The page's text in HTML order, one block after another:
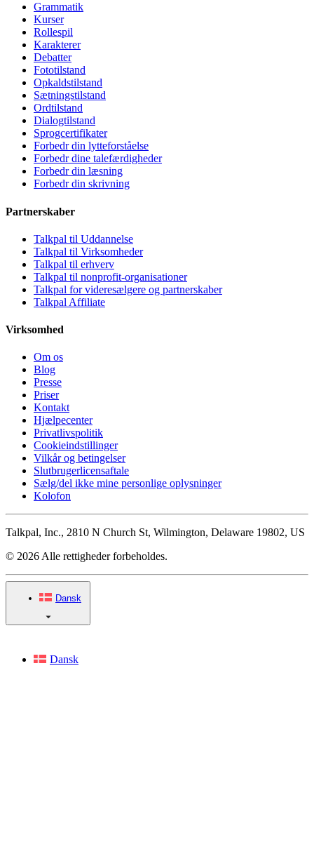
Grammatik
Kurser
Rollespil
Karakterer
Debatter
Fototilstand
Opkaldstilstand
Sætningstilstand
Ordtilstand
Dialogtilstand
Sprogcertifikater
Forbedr din lytteforståelse
Forbedr dine talefærdigheder
Forbedr din læsning
Forbedr din skrivning
Partnerskaber
Talkpal til Uddannelse
Talkpal til Virksomheder
Talkpal til erhverv
Talkpal til nonprofit-organisationer
Talkpal for videresælgere og partnerskaber
Talkpal Affiliate
Virksomhed
Om os
Blog
Presse
Priser
Kontakt
Hjælpecenter
Privatlivspolitik
Cookieindstillinger
Vilkår og betingelser
Slutbrugerlicensaftale
Sælg/del ikke mine personlige oplysninger
Kolofon
Talkpal, Inc., 2810 N Church St, Wilmington, Delaware 19802, US
© 2026 Alle rettigheder forbeholdes.
Dansk
Dansk